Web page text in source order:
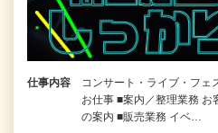
仕事内容
コンサート・ライブ・フェ
お仕事 ■案内／整理業務
の案内 ■販売業務 イベ…